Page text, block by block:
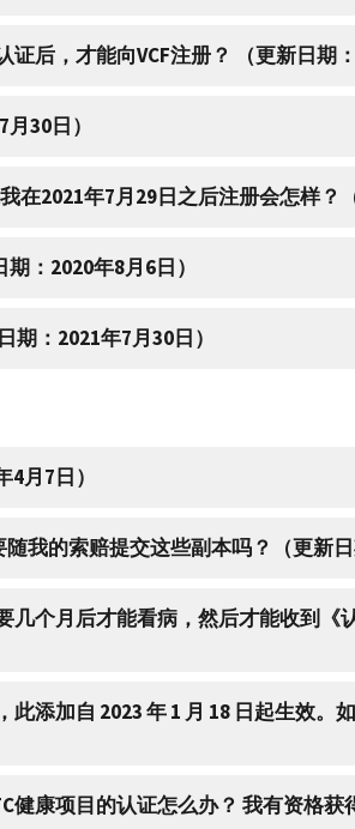
后，才能向VCF注册？ （更新日期：
30日）
在2021年7月29日之后注册会怎样？
：2020年8月6日）
：2021年7月30日）
月7日）
我的索赔提交这些副本吗？（更新日
几个月后才能看病，然后才能收到
添加自 2023 年 1 月 18 日起生效。
康项目的认证怎么办？ 我有资格获